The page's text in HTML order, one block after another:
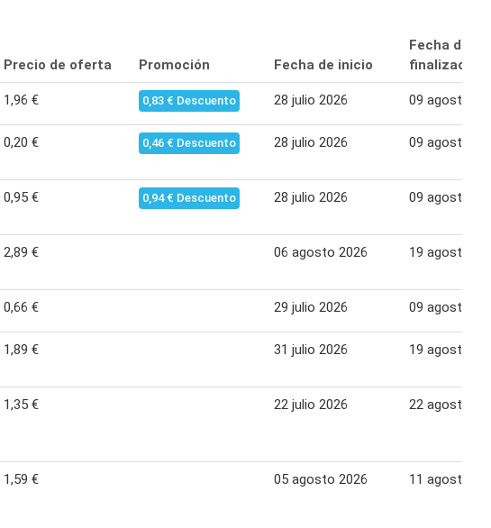
Precio de oferta Promoción Fecha de inicio
Fecha de
finalización
1,96 € 0,83 € Descuento 28 julio 2026 09 agosto
0,20 € 0,46 € Descuento 28 julio 2026 09 agosto
0,95 € 0,94 € Descuento 28 julio 2026 09 agosto
2,89 € 06 agosto 2026 19 agosto
0,66 € 29 julio 2026 09 agosto
1,89 € 31 julio 2026 19 agosto
1,35 € 22 julio 2026 22 agosto
1,59 € 05 agosto 2026 11 agosto